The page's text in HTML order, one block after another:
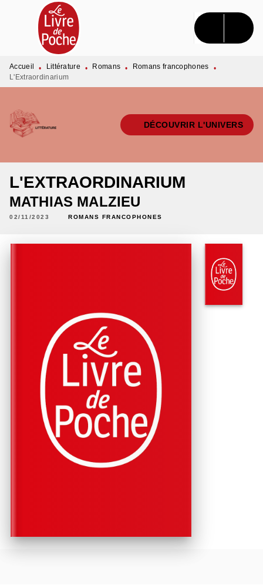
MENU RECHERCHE CONTENU
PIED DE PAGE
Accueil • Littérature • Romans • Romans francophones
•
L'Extraordinarium
DÉCOUVRIR L'UNIVERS
L'EXTRAORDINARIUM
MATHIAS MALZIEU
02/11/2023 ROMANS FRANCOPHONES